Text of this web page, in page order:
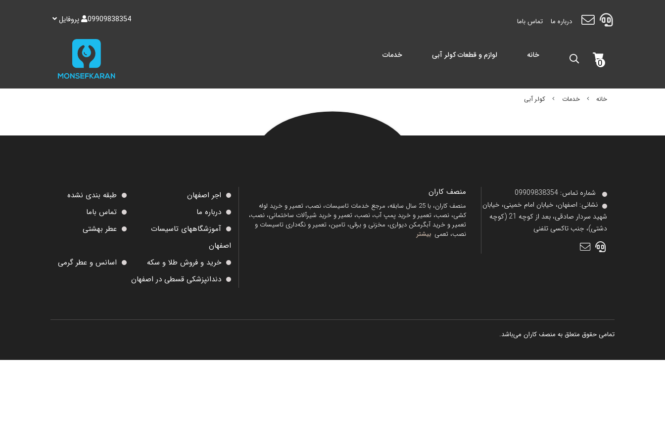
درباره ما تماس باما 09909838354 پروفایل
0
خانه لوازم و قطعات کولر آبی خدمات
خانه خدمات کولر آبی
شماره تماس‌: 09909838354
نشانی: اصفهان، خیابان امام خمینی، خیابان
شهید سردار صادقی، بعد از کوچه 21 (کوچه
دشتی)، جنب تاکسی تلفنی
منصف کاران
منصف کاران، با 25 سال سابقه، مرجع خدمات تاسیسات، نصب، تعمیر و خرید لوله
کشی، نصب، تعمیر و خرید پمپ آب، نصب، تعمیر و خرید شیرآلات ساختمانی، نصب،
تعمیر و خرید آبگرمکن دیواری، مخزنی و برقی، تامین، تعمیر و نگه‌داری تاسیسات و
نصب، تعمی بیشتر
اجر اصفهان
طبقه بندی نشده
درباره ما
تماس باما
آموزشگاههای تاسیسات
اصفهان
عطر بهشتی
خرید و فروش طلا و سکه
اسانس و عطر گرمی
دندانپزشکی قسطی در اصفهان
تمامی حقوق متعلق به منصف کاران می‌باشد.